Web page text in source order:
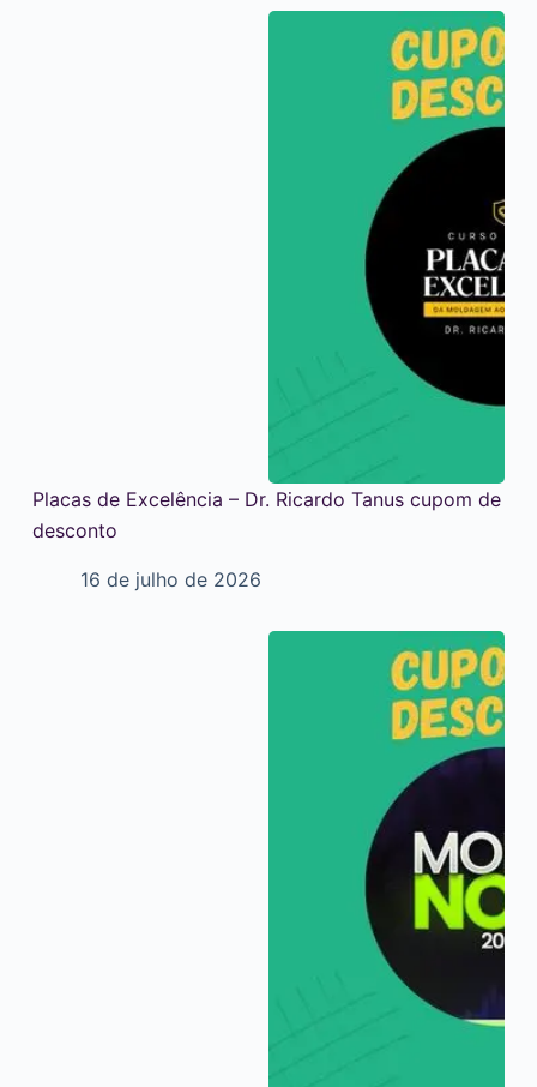
Placas de Excelência – Dr. Ricardo Tanus cupom de
desconto
16 de julho de 2026